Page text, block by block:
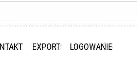
EXPORT LOGOWANIE